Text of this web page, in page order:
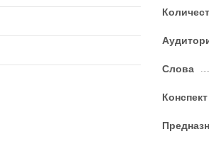
Слова
Конспект